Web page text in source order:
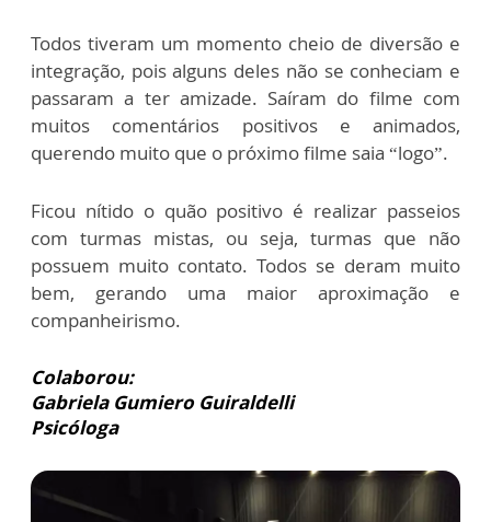
Todos tiveram um momento cheio de diversão e
integração, pois alguns deles não se conheciam e
passaram a ter amizade. Saíram do filme com
muitos comentários positivos e animados,
querendo muito que o próximo filme saia “logo”.
Ficou nítido o quão positivo é realizar passeios
com turmas mistas, ou seja, turmas que não
possuem muito contato. Todos se deram muito
bem, gerando uma maior aproximação e
companheirismo.
Colaborou:
Gabriela Gumiero Guiraldelli
Psicóloga